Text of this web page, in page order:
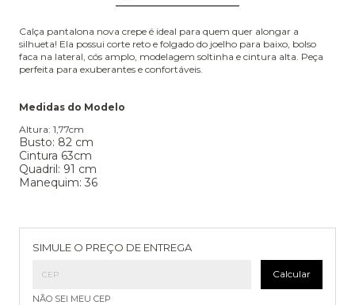
Calça pantalona nova crepe é ideal para quem quer alongar a
silhueta! Ela possui corte reto e folgado do joelho para baixo, bolso
faca na lateral, cós amplo, modelagem soltinha e cintura alta. Peça
perfeita para exuberantes e confortáveis.
Medidas do Modelo
Altura: 1,77cm
Busto: 82 cm
Cintura 63cm
Quadril: 91 cm
Manequim: 36
SIMULE O PREÇO DE ENTREGA
Calcular
NÃO SEI MEU CEP